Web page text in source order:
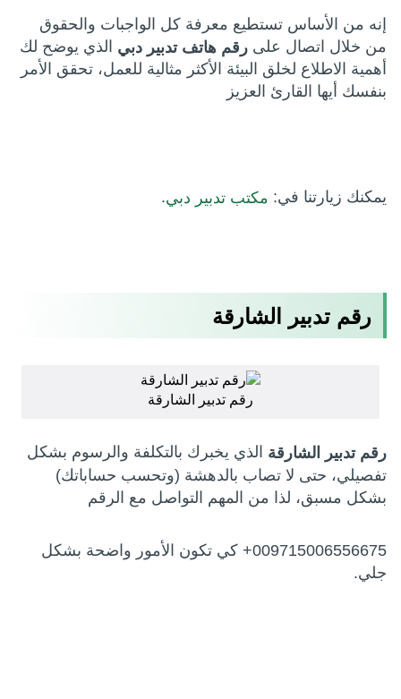
إنه من الأساس تستطيع معرفة كل الواجبات والحقوق
من خلال اتصال على رقم هاتف تدبير دبي الذي يوضح لك
أهمية الاطلاع لخلق البيئة الأكثر مثالية للعمل، تحقق الأمر
بنفسك أيها القارئ العزيز
يمكنك زيارتنا في: مكتب تدبير دبي.
رقم تدبير الشارقة
رقم تدبير الشارقة
رقم تدبير الشارقة الذي يخبرك بالتكلفة والرسوم بشكل
تفصيلي، حتى لا تصاب بالدهشة (وتحسب حساباتك)
بشكل مسبق، لذا من المهم التواصل مع الرقم
009715006556675+ كي تكون الأمور واضحة بشكل
جلي.